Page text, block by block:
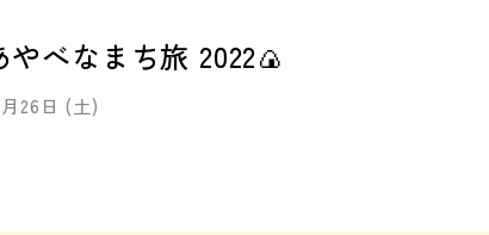
やべなまち旅 2022🍙
26日 (土)